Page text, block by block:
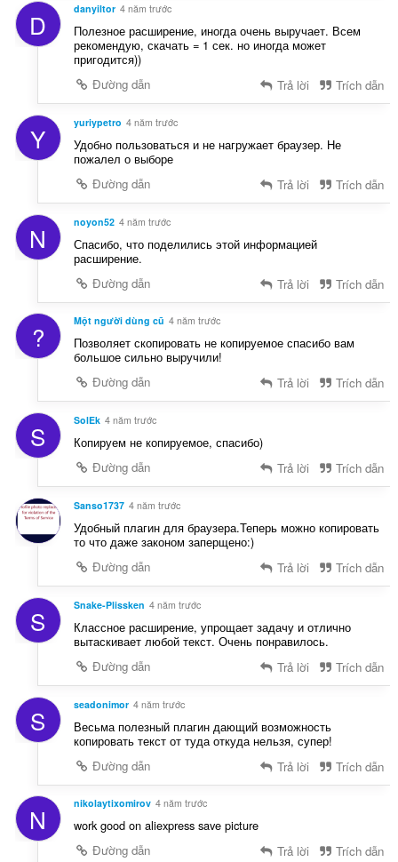
D danyiltor 4 năm trước
Полезное расширение, иногда очень выручает. Всем
рекомендую, скачать = 1 сек. но иногда может
пригодится))
Đường dẫn
Trả lời Trích dẫn
Y yuriypetro 4 năm trước
Удобно пользоваться и не нагружает браузер. Не
пожалел о выборе
Đường dẫn
Trả lời Trích dẫn
N noyon52 4 năm trước
Спасибо, что поделились этой информацией
расширение.
Đường dẫn
Trả lời Trích dẫn
? Một người dùng cũ 4 năm trước
Позволяет скопировать не копируемое спасибо вам
большое сильно выручили!
Đường dẫn
Trả lời Trích dẫn
S SolEk 4 năm trước
Копируем не копируемое, спасибо)
Đường dẫn
Trả lời Trích dẫn
Sanso1737 4 năm trước
Удобный плагин для браузера.Теперь можно копировать
то что даже законом заперщено:)
Đường dẫn
Trả lời Trích dẫn
S Snake-Plissken 4 năm trước
Классное расширение, упрощает задачу и отлично
вытаскивает любой текст. Очень понравилось.
Đường dẫn
Trả lời Trích dẫn
S seadonimor 4 năm trước
Весьма полезный плагин дающий возможность
копировать текст от туда откуда нельзя, супер!
Đường dẫn
Trả lời Trích dẫn
N nikolaytixomirov 4 năm trước
work good on aliexpress save picture
Đường dẫn
Trả lời Trích dẫn